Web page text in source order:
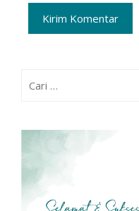
untuk: